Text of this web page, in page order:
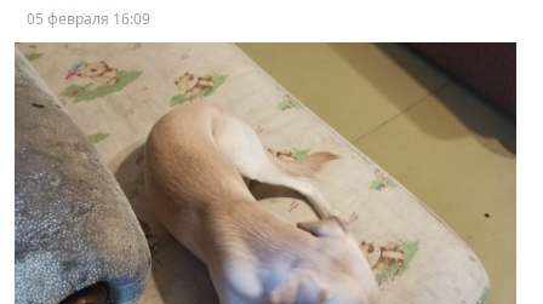
05 февраля 16:09